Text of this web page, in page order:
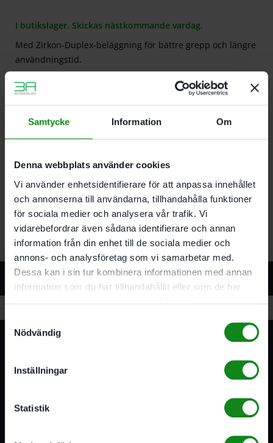
Samtycke Information Om
Denna webbplats använder cookies
Vi använder enhetsidentifierare för att anpassa innehållet
och annonserna till användarna, tillhandahålla funktioner
för sociala medier och analysera vår trafik. Vi
vidarebefordrar även sådana identifierare och annan
information från din enhet till de sociala medier och
annons- och analysföretag som vi samarbetar med.
Dessa kan i sin tur kombinera informationen med annan
information som du har tillhandahållit eller som de har
Samtyckesval
Nödvändig
Inställningar
Statistik
I butikslager. Skickas nästkommande vardag.
Med Zirkon-Duplex-beläggning för bättre grepp och längre
användningstid.
Beskrivning Teknisk Data Recensioner (0)
Egenskaper
Med Zirkon-Duplex-beläggning för bättre grepp
Relaterade produkter
3A Byggdelen
Vi är återförsäljare av elverktyg, tillbehör, infästning och